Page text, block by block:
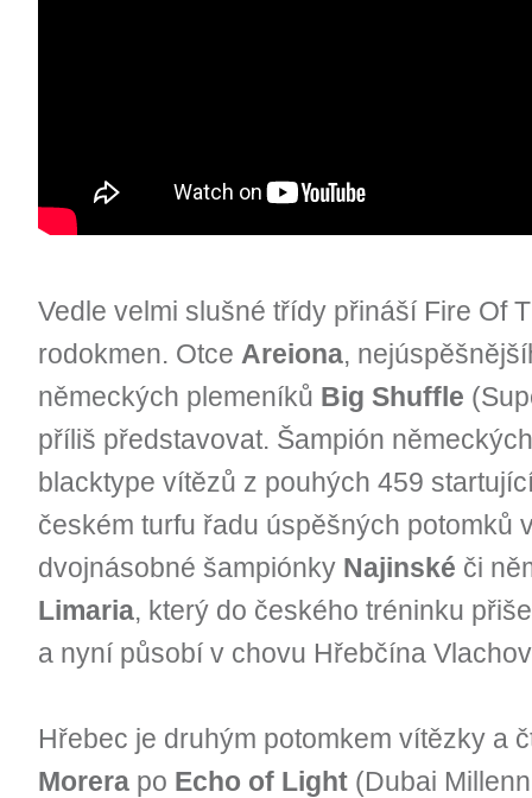
Vedle velmi slušné třídy přináší Fire Of
rodokmen. Otce Areiona,
německých plemeníků Big Shuffle
příliš představovat. Šampión
blacktype vítězů z pouhých 459
českém turfu řadu úspěšných potomků
dvojnásobné šampiónky Najinské či
Limaria, který do českého tréninku
a nyní působí v chovu Hřebčína
Hřebec je druhým potomkem vítězky a
Morera po Echo of Light (Dubai